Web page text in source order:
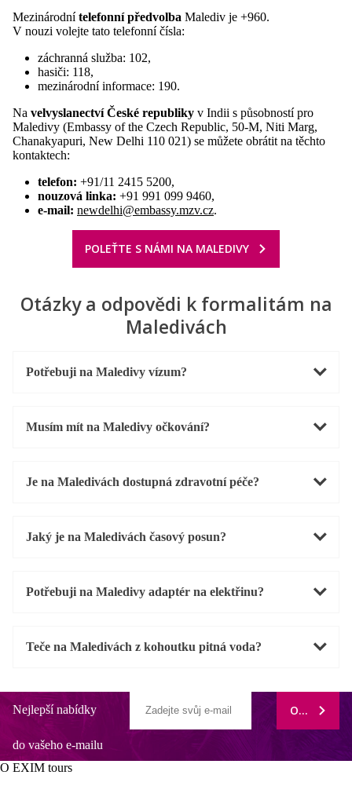
Mezinárodnítelefonní předvolba Malediv je +960.
V nouzi volejte tato telefonní čísla:
záchranná služba: 102,
hasiči: 118,
mezinárodní informace: 190.
Na velvyslanectví České republiky v Indii s působností pro
Maledivy (Embassy of the Czech Republic, 50-M, Niti Marg,
Chanakyapuri, New Delhi 110 021) se můžete obrátit na těchto
kontaktech:
telefon: +91/11 2415 5200,
nouzová linka: +91 991 099 9460,
e-mail: newdelhi@embassy.mzv.cz.
POLEŤTE S NÁMI NA MALEDIVY
Otázky a odpovědi k formalitám na
Maledivách
Potřebuji na Maledivy vízum?
Musím mít na Maledivy očkování?
Je na Maledivách dostupná zdravotní péče?
Jaký je na Maledivách časový posun?
Potřebuji na Maledivy adaptér na elektřinu?
Teče na Maledivách z kohoutku pitná voda?
Nejlepší nabídky
do vašeho e-mailu
ODEBÍRAT
O EXIM tours